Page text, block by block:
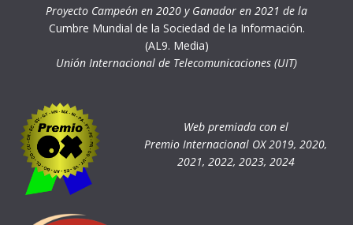
Proyecto Campeón en 2020 y Ganador en 2021 de la
Cumbre Mundial de la Sociedad de la Información.
(AL9. Media)
Unión Internacional de Telecomunicaciones (UIT)
Web premiada con el
Premio Internacional OX 2019, 2020,
2021, 2022, 2023, 2024